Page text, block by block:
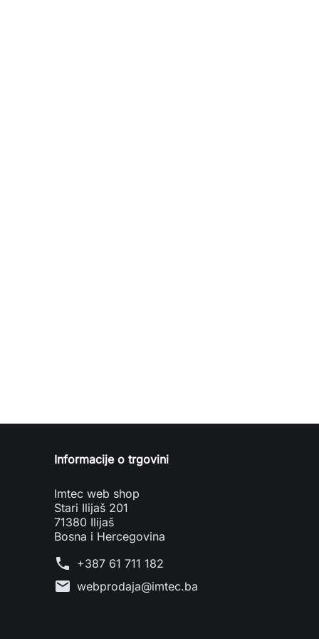
Informacije o trgovini
Imtec web shop
Stari Ilijaš 201
71380 Ilijaš
Bosna i Hercegovina
phone +387 61 711 182
mail webprodaja@imtec.ba